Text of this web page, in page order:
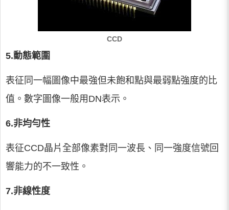
CCD
5.動態範圍
表征同一幅圖像中最強但未飽和點與最弱點強度的比
值。數字圖像一般用DN表示。
6.非均勻性
表征CCD晶片全部像素對同一波長、同一強度信號回
響能力的不一致性。
7.非線性度